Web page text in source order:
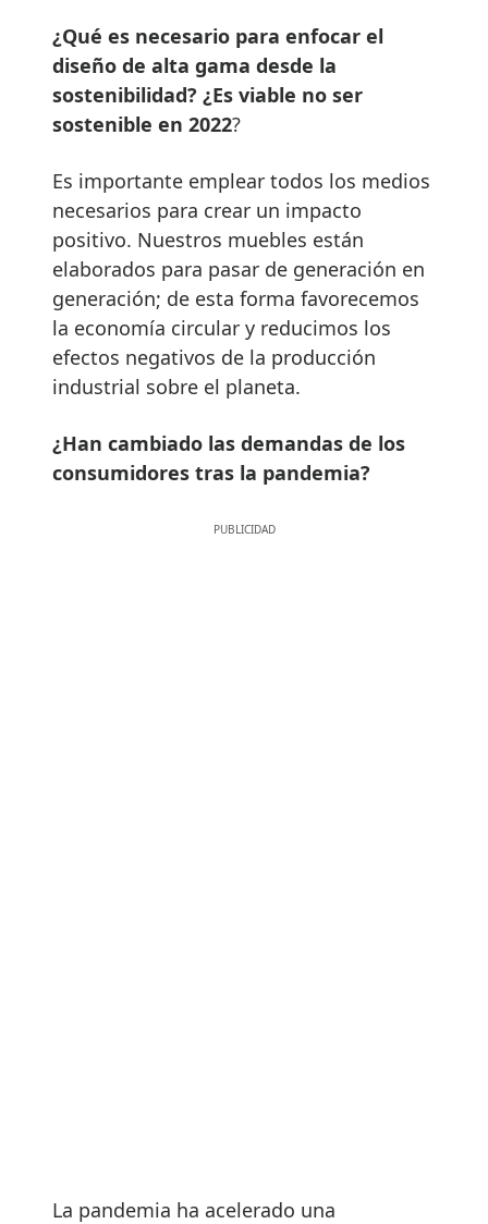
¿Qué es necesario para enfocar el
diseño de alta gama desde la
sostenibilidad? ¿Es viable no ser
sostenible en 2022?
Es importante emplear todos los medios
necesarios para crear un impacto
positivo. Nuestros muebles están
elaborados para pasar de generación en
generación; de esta forma favorecemos
la economía circular y reducimos los
efectos negativos de la producción
industrial sobre el planeta.
¿Han cambiado las demandas de los
consumidores tras la pandemia?
La pandemia ha acelerado una